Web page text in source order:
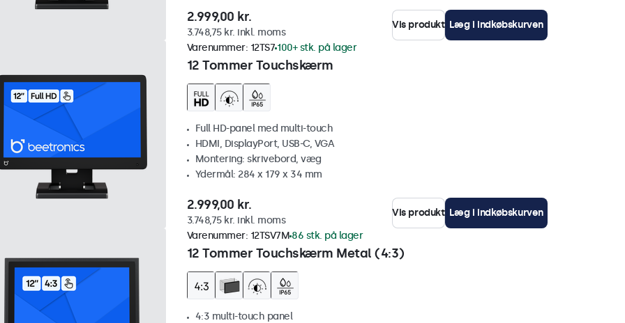
2.999,00 kr.
3.748,75 kr. inkl. moms
Vis produkt Læg i indkøbskurven
12 Tommer Touchskærm
Varenummer: 12TS7 100+ stk. på lager
Full HD-panel med multi-touch
HDMI, DisplayPort, USB-C, VGA
Montering: skrivebord, væg
Ydermål: 284 x 179 x 34 mm
2.999,00 kr.
3.748,75 kr. inkl. moms
Vis produkt Læg i indkøbskurven
12 Tommer Touchskærm Metal (4:3)
Varenummer: 12TSV7M 86 stk. på lager
4:3 multi-touch panel